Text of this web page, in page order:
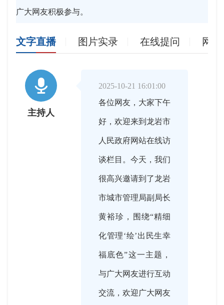
广大网友积极参与。
文字直播 图片实录 在线提问 网

主持人
2025-10-21 16:01:00
各位网友，大家下午
好，欢迎来到龙岩市
人民政府网站在线访
谈栏目。今天，我们
很高兴邀请到了龙岩
市城市管理局副局长
黄裕珍，围绕“精细
化管理‘绘’出民生幸
福底色”这一主题，
与广大网友进行互动
交流，欢迎广大网友